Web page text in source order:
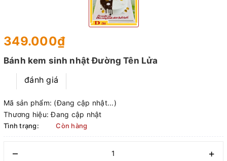
349.000₫
Bánh kem sinh nhật Đường Tên Lửa
đánh giá
Mã sản phẩm: (Đang cập nhật...)
Thương hiệu: Đang cập nhật
Tình trạng: Còn hàng
– +